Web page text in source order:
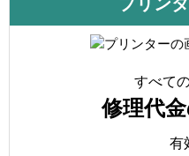
すべて
修理代
有